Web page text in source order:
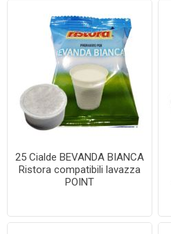
25 Cialde BEVANDA BIANCA
Ristora compatibili lavazza
POINT